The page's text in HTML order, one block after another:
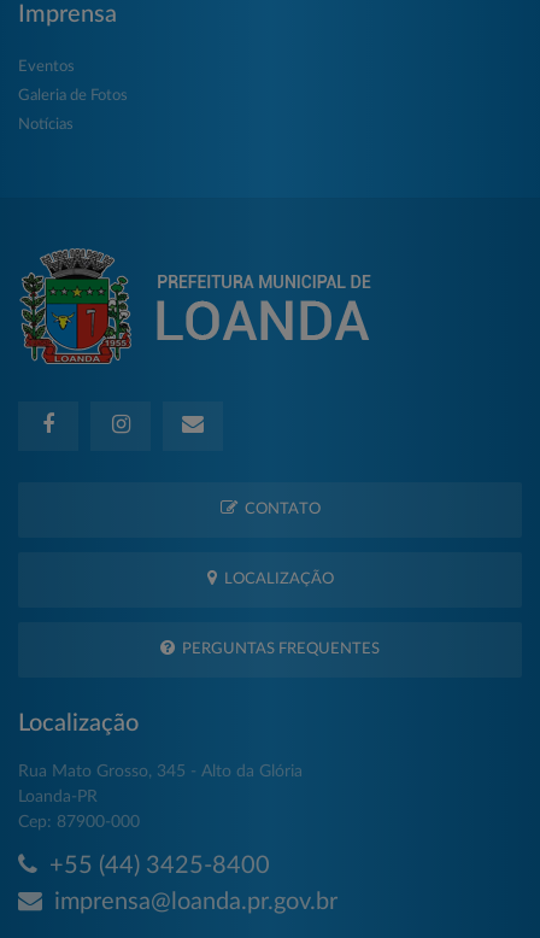
Imprensa
Eventos
Galeria de Fotos
Notícias
CONTATO
LOCALIZAÇÃO
PERGUNTAS FREQUENTES
Localização
Rua Mato Grosso, 345 - Alto da Glória
Loanda-PR
Cep: 87900-000
+55 (44) 3425-8400
imprensa@loanda.pr.gov.br